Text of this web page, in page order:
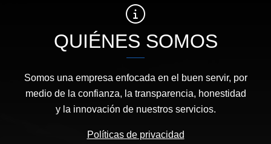
QUIÉNES SOMOS
Somos una empresa enfocada en el buen servir, por
medio de la confianza, la transparencia, honestidad
y la innovación de nuestros servicios.
Políticas de privacidad